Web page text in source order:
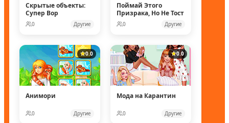
Скрытые объекты:
Супер Вор
0 Другие
Поймай Этого
Призрака, Но Не Тост
0 Другие
0.0
Анимори
0 Другие
0.0
Мода на Карантин
0 Другие